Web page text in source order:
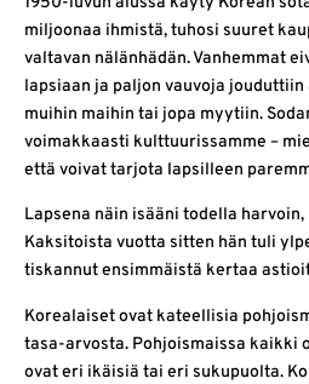
miljoonaa ihmistä, tuhosi suuret
valtavan nälänhädän. Vanhemmat
lapsiaan ja paljon vauvoja
muihin maihin tai jopa myytiin.
voimakkaasti kulttuurissamme –
että voivat tarjota lapsilleen
Lapsena näin isääni todella
Kaksitoista vuotta sitten hän tuli
tiskannut ensimmäistä kertaa
Korealaiset ovat kateellisia
tasa-arvosta. Pohjoismaissa kaikki
ovat eri ikäisiä tai eri sukupuolta.